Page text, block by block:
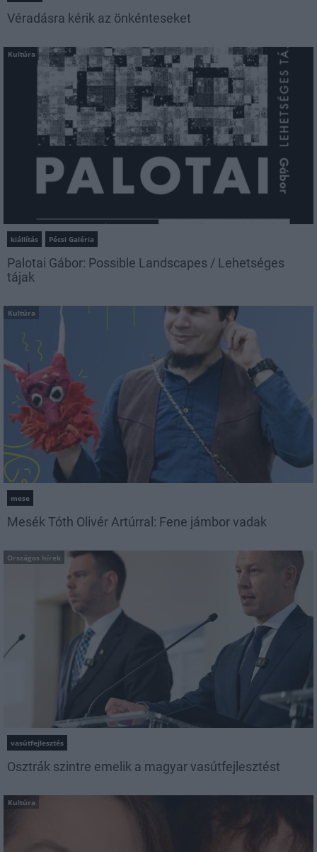
Véradásra kérik az önkénteseket
Kultúra
kiállítás Pécsi Galéria
Palotai Gábor: Possible Landscapes / Lehetséges
tájak
Kultúra
mese
Mesék Tóth Olivér Artúrral: Fene jámbor vadak
Országos hírek
vasútfejlesztés
Osztrák szintre emelik a magyar vasútfejlesztést
Kultúra